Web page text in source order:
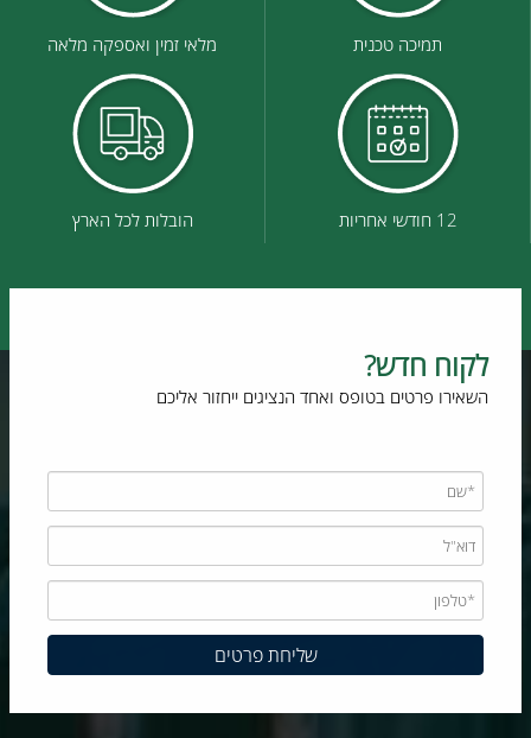
תמיכה טכנית מלאי זמין ואספקה מלאה
12 חודשי אחריות הובלות לכל הארץ
לקוח חדש?
השאירו פרטים בטופס ואחד הנציגים ייחזור אליכם